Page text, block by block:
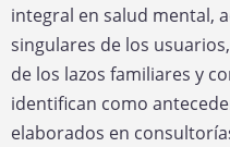
integral en salud mental,
singulares de los
de los lazos familiares y
identifican como
elaborados en